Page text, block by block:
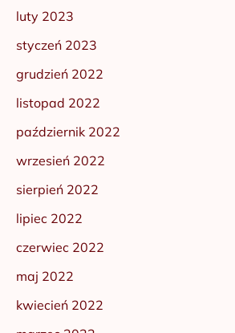
luty 2023
styczeń 2023
grudzień 2022
listopad 2022
październik 2022
wrzesień 2022
sierpień 2022
lipiec 2022
czerwiec 2022
maj 2022
kwiecień 2022